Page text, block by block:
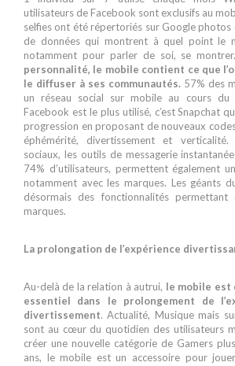
utilisateurs de Facebook sont exclusifs au
selfies ont été répertoriés sur Google
de données qui montrent à quel point le
notamment pour parler de soi, se montrer.
personnalité, le mobile contient ce que
le diffuser à ses communautés. 57% des
un réseau social sur mobile au cours
Facebook est le plus utilisé, c’est Snapchat
progression en proposant de nouveaux
éphémérité, divertissement et
sociaux, les outils de messagerie
74% d’utilisateurs, permettent également
notamment avec les marques. Les géants
désormais des fonctionnalités permettant
marques.
La prolongation de l’expérience
Au-delà de la relation à autrui, le mobile est
essentiel dans le prolongement de
divertissement. Actualité, Musique mais
sont au cœur du quotidien des utilisateurs
créer une nouvelle catégorie de Gamers
ans, le mobile est un accessoire pour